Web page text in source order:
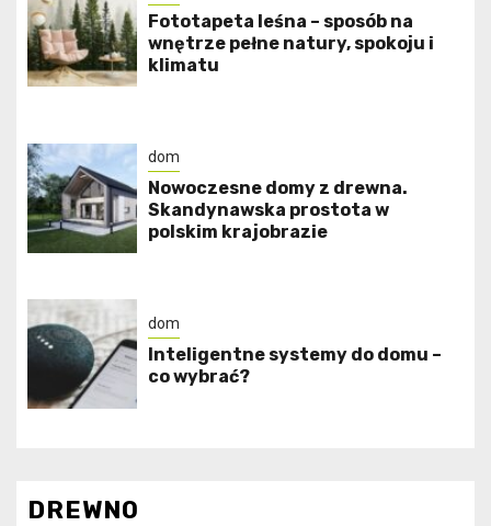
​Fototapeta leśna – sposób na
wnętrze pełne natury, spokoju i
klimatu
dom
Nowoczesne domy z drewna.
Skandynawska prostota w
polskim krajobrazie
dom
Inteligentne systemy do domu –
co wybrać?
DREWNO